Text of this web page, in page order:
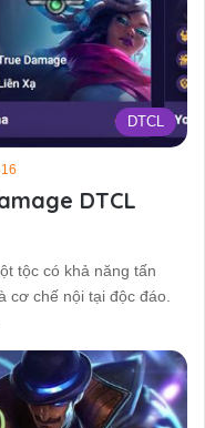
DTCL
DTCL
tộc có khả năng tấn
cơ chế nội tại độc đáo.